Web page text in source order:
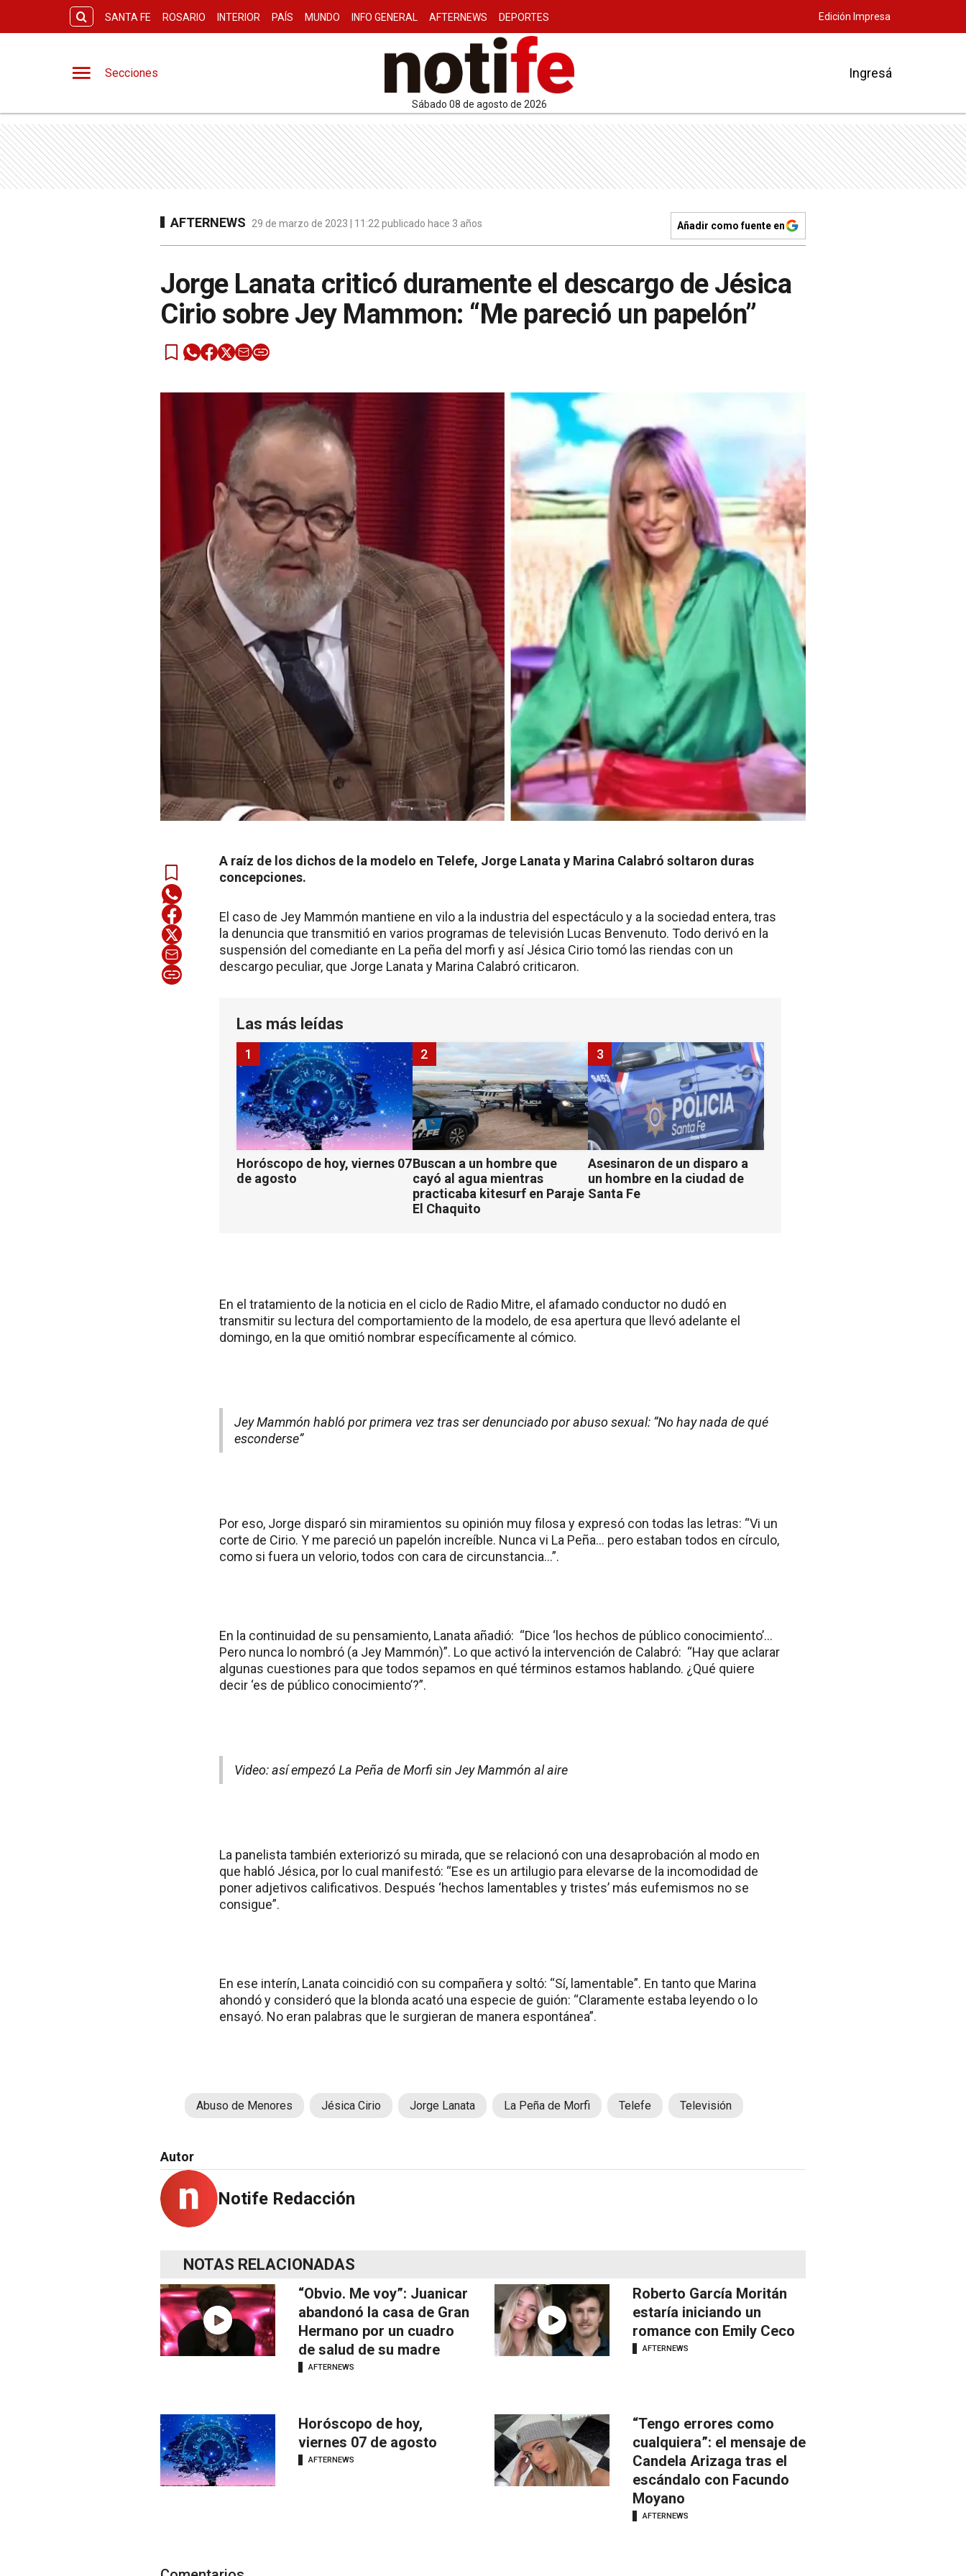
SANTA FE ROSARIO INTERIOR PAÍS MUNDO INFO GENERAL AFTERNEWS DEPORTES Edición Impresa
Secciones
sábado 08 de agosto de 2026
Ingresá
AFTERNEWS 29 de marzo de 2023 | 11:22 publicado hace 3 años Añadir como fuente en
Jorge Lanata criticó duramente el descargo de Jésica
Cirio sobre Jey Mammon: “Me pareció un papelón”
A raíz de los dichos de la modelo en Telefe, Jorge Lanata y Marina Calabró soltaron duras
concepciones.
El caso de Jey Mammón mantiene en vilo a la industria del espectáculo y a la sociedad entera, tras
la denuncia que transmitió en varios programas de televisión Lucas Benvenuto. Todo derivó en la
suspensión del comediante en La peña del morfi y así Jésica Cirio tomó las riendas con un
descargo peculiar, que Jorge Lanata y Marina Calabró criticaron.
Las más leídas
Horóscopo de hoy, viernes 07
de agosto
1
Buscan a un hombre que
cayó al agua mientras
practicaba kitesurf en Paraje
El Chaquito
2
Asesinaron de un disparo a
un hombre en la ciudad de
Santa Fe
3
En el tratamiento de la noticia en el ciclo de Radio Mitre, el afamado conductor no dudó en
transmitir su lectura del comportamiento de la modelo, de esa apertura que llevó adelante el
domingo, en la que omitió nombrar específicamente al cómico.
Jey Mammón habló por primera vez tras ser denunciado por abuso sexual: “No hay nada de qué
esconderse”
Por eso, Jorge disparó sin miramientos su opinión muy filosa y expresó con todas las letras: “Vi un
corte de Cirio. Y me pareció un papelón increíble. Nunca vi La Peña… pero estaban todos en círculo,
como si fuera un velorio, todos con cara de circunstancia…”.
En la continuidad de su pensamiento, Lanata añadió: “Dice ‘los hechos de público conocimiento’…
Pero nunca lo nombró (a Jey Mammón)”. Lo que activó la intervención de Calabró: “Hay que aclarar
algunas cuestiones para que todos sepamos en qué términos estamos hablando. ¿Qué quiere
decir ‘es de público conocimiento’?”.
Video: así empezó La Peña de Morfi sin Jey Mammón al aire
La panelista también exteriorizó su mirada, que se relacionó con una desaprobación al modo en
que habló Jésica, por lo cual manifestó: “Ese es un artilugio para elevarse de la incomodidad de
poner adjetivos calificativos. Después ‘hechos lamentables y tristes’ más eufemismos no se
consigue”.
En ese interín, Lanata coincidió con su compañera y soltó: “Sí, lamentable”. En tanto que Marina
ahondó y consideró que la blonda acató una especie de guión: “Claramente estaba leyendo o lo
ensayó. No eran palabras que le surgieran de manera espontánea”.
Abuso de Menores Jésica Cirio Jorge Lanata La Peña de Morfi Telefe Televisión
Autor
Notife Redacción
NOTAS RELACIONADAS
“Obvio. Me voy”: Juanicar
abandonó la casa de Gran
Hermano por un cuadro
de salud de su madre
AFTERNEWS
Roberto García Moritán
estaría iniciando un
romance con Emily Ceco
AFTERNEWS
Horóscopo de hoy,
viernes 07 de agosto
AFTERNEWS
“Tengo errores como
cualquiera”: el mensaje de
Candela Arizaga tras el
escándalo con Facundo
Moyano
AFTERNEWS